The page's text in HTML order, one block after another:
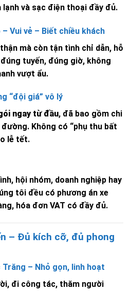
lạnh và sạc điện thoại đầy đủ.
– Vui vẻ – Biết chiều khách
mà còn tận tình chỉ dẫn, hỗ
tuyến, đúng giờ, không
vượt ẩu.
“đội giá” vô lý
ngay từ đầu, đã bao gồm chi
Không có “phụ thu bất
lễ tết.
hội nhóm, doanh nghiệp hay
tôi đều có phương án xe
hóa đơn VAT có đầy đủ.
– Đủ kích cỡ, đủ phong
– Nhỏ gọn, linh hoạt
đi công tác, thăm người